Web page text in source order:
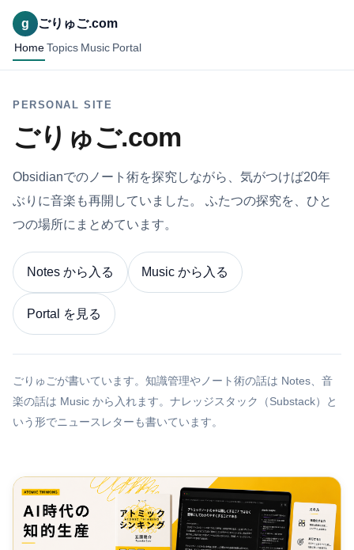
g ごりゅご.com
Home Topics Music Portal
PERSONAL SITE
ごりゅご.com
Obsidianでのノート術を探究しながら、気がつけば20年
ぶりに音楽も再開していました。 ふたつの探究を、ひと
つの場所にまとめています。
Notes から入る Music から入る
Portal を見る
ごりゅごが書いています。知識管理やノート術の話は Notes、音
楽の話は Music から入れます。ナレッジスタック（Substack）と
いう形でニュースレターも書いています。